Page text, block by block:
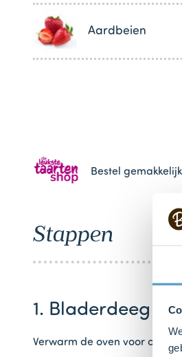
Aardbeien
Bestel
Stappen
1. Bladerdeeg
Verwarm de oven voor op